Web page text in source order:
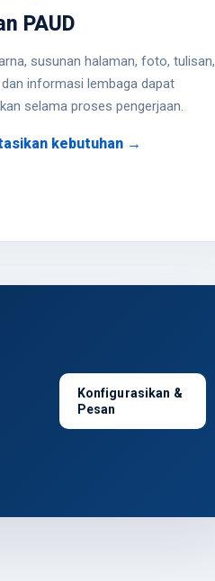
PAUD
susunan halaman, foto, tulisan,
informasi lembaga dapat
selama proses pengerjaan.
kebutuhan →
Konfigurasikan &
Pesan